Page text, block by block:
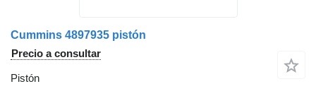
Cummins 4897935 pistón
Precio a consultar
Pistón